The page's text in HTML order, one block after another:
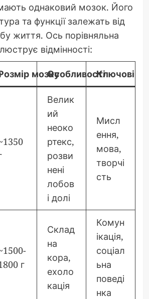
однаковий мозок. Його
та функції залежать від
життя. Ось порівняльна
відмінності:
мозкуОсобливостіКлючові
Велик
ий
неоко
ртекс,
розви
нені
лобов
і долі
Мисл
ення,
мова,
творчі
сть
г
Склад
на
кора,
ехоло
кація
Комун
ікація,
соціал
ьна
поведі
нка